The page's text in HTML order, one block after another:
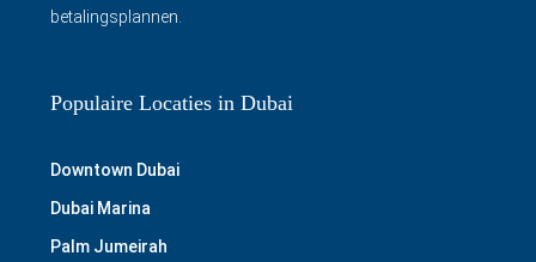
betalingsplannen.
Populaire Locaties in Dubai
Downtown Dubai
Dubai Marina
Palm Jumeirah